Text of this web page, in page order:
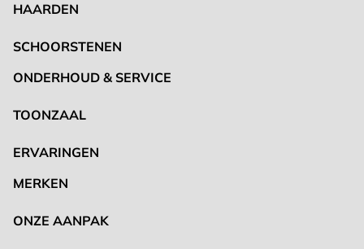
HAARDEN
SCHOORSTENEN
ONDERHOUD & SERVICE
TOONZAAL
ERVARINGEN
MERKEN
ONZE AANPAK